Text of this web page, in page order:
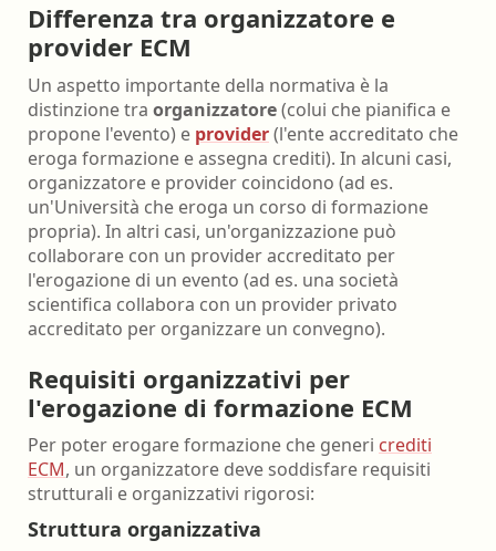
Differenza tra organizzatore e
provider ECM
Un aspetto importante della normativa è la
distinzione tra organizzatore(colui che pianifica e
propone l'evento) e provider(l'ente accreditato che
eroga formazione e assegna crediti). In alcuni casi,
organizzatore e provider coincidono (ad es.
un'Università che eroga un corso di formazione
propria). In altri casi, un'organizzazione può
collaborare con un provider accreditato per
l'erogazione di un evento (ad es. una società
scientifica collabora con un provider privato
accreditato per organizzare un convegno).
Requisiti organizzativi per
l'erogazione di formazione ECM
Per poter erogare formazione che generi crediti
ECM, un organizzatore deve soddisfare requisiti
strutturali e organizzativi rigorosi:
Struttura organizzativa